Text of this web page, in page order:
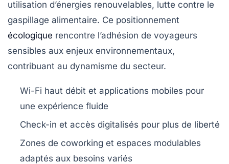
utilisation d’énergies renouvelables, lutte contre le
gaspillage alimentaire. Ce positionnement
écologique rencontre l’adhésion de voyageurs
sensibles aux enjeux environnementaux,
contribuant au dynamisme du secteur.
Wi-Fi haut débit et applications mobiles pour
une expérience fluide
Check-in et accès digitalisés pour plus de liberté
Zones de coworking et espaces modulables
adaptés aux besoins variés